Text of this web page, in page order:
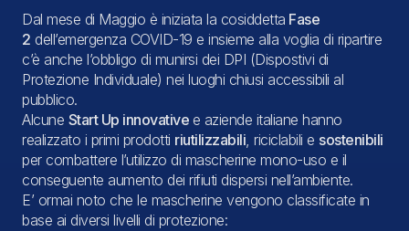
Dal mese di Maggio è iniziata la cosiddetta Fase
2 dell’emergenza COVID-19 e insieme alla voglia di ripartire
c’è anche l’obbligo di munirsi dei DPI (Dispostivi di
Protezione Individuale) nei luoghi chiusi accessibili al
pubblico.
Alcune Start Up innovative e aziende italiane hanno
realizzato i primi prodotti riutilizzabili, riciclabili e sostenibili
per combattere l’utilizzo di mascherine mono-uso e il
conseguente aumento dei rifiuti dispersi nell’ambiente.
E’ ormai noto che le mascherine vengono classificate in
base ai diversi livelli di protezione: